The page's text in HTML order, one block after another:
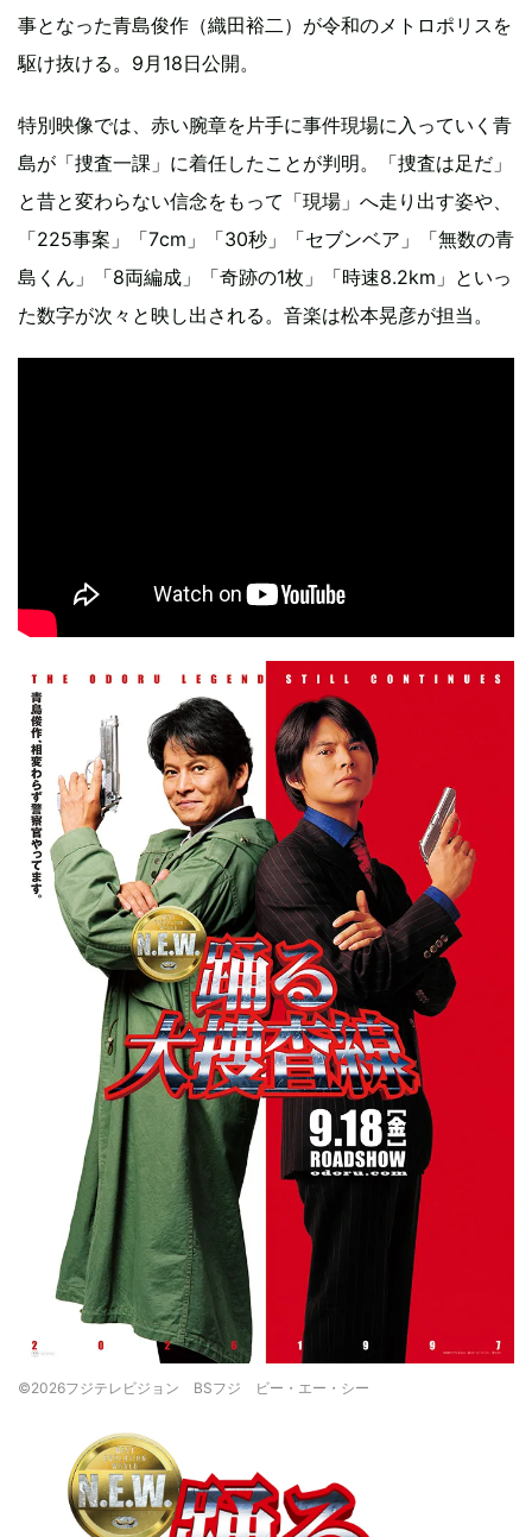
事となった青島俊作（織田裕二）が令和のメトロポリスを
駆け抜ける。9月18日公開。
特別映像では、赤い腕章を片手に事件現場に入っていく青
島が「捜査一課」に着任したことが判明。「捜査は足だ」
と昔と変わらない信念をもって「現場」へ走り出す姿や、
「225事案」「7cm」「30秒」「セブンベア」「無数の青
島くん」「8両編成」「奇跡の1枚」「時速8.2km」といっ
た数字が次々と映し出される。音楽は松本晃彦が担当。
©2026フジテレビジョン BSフジ ビー・エー・シー